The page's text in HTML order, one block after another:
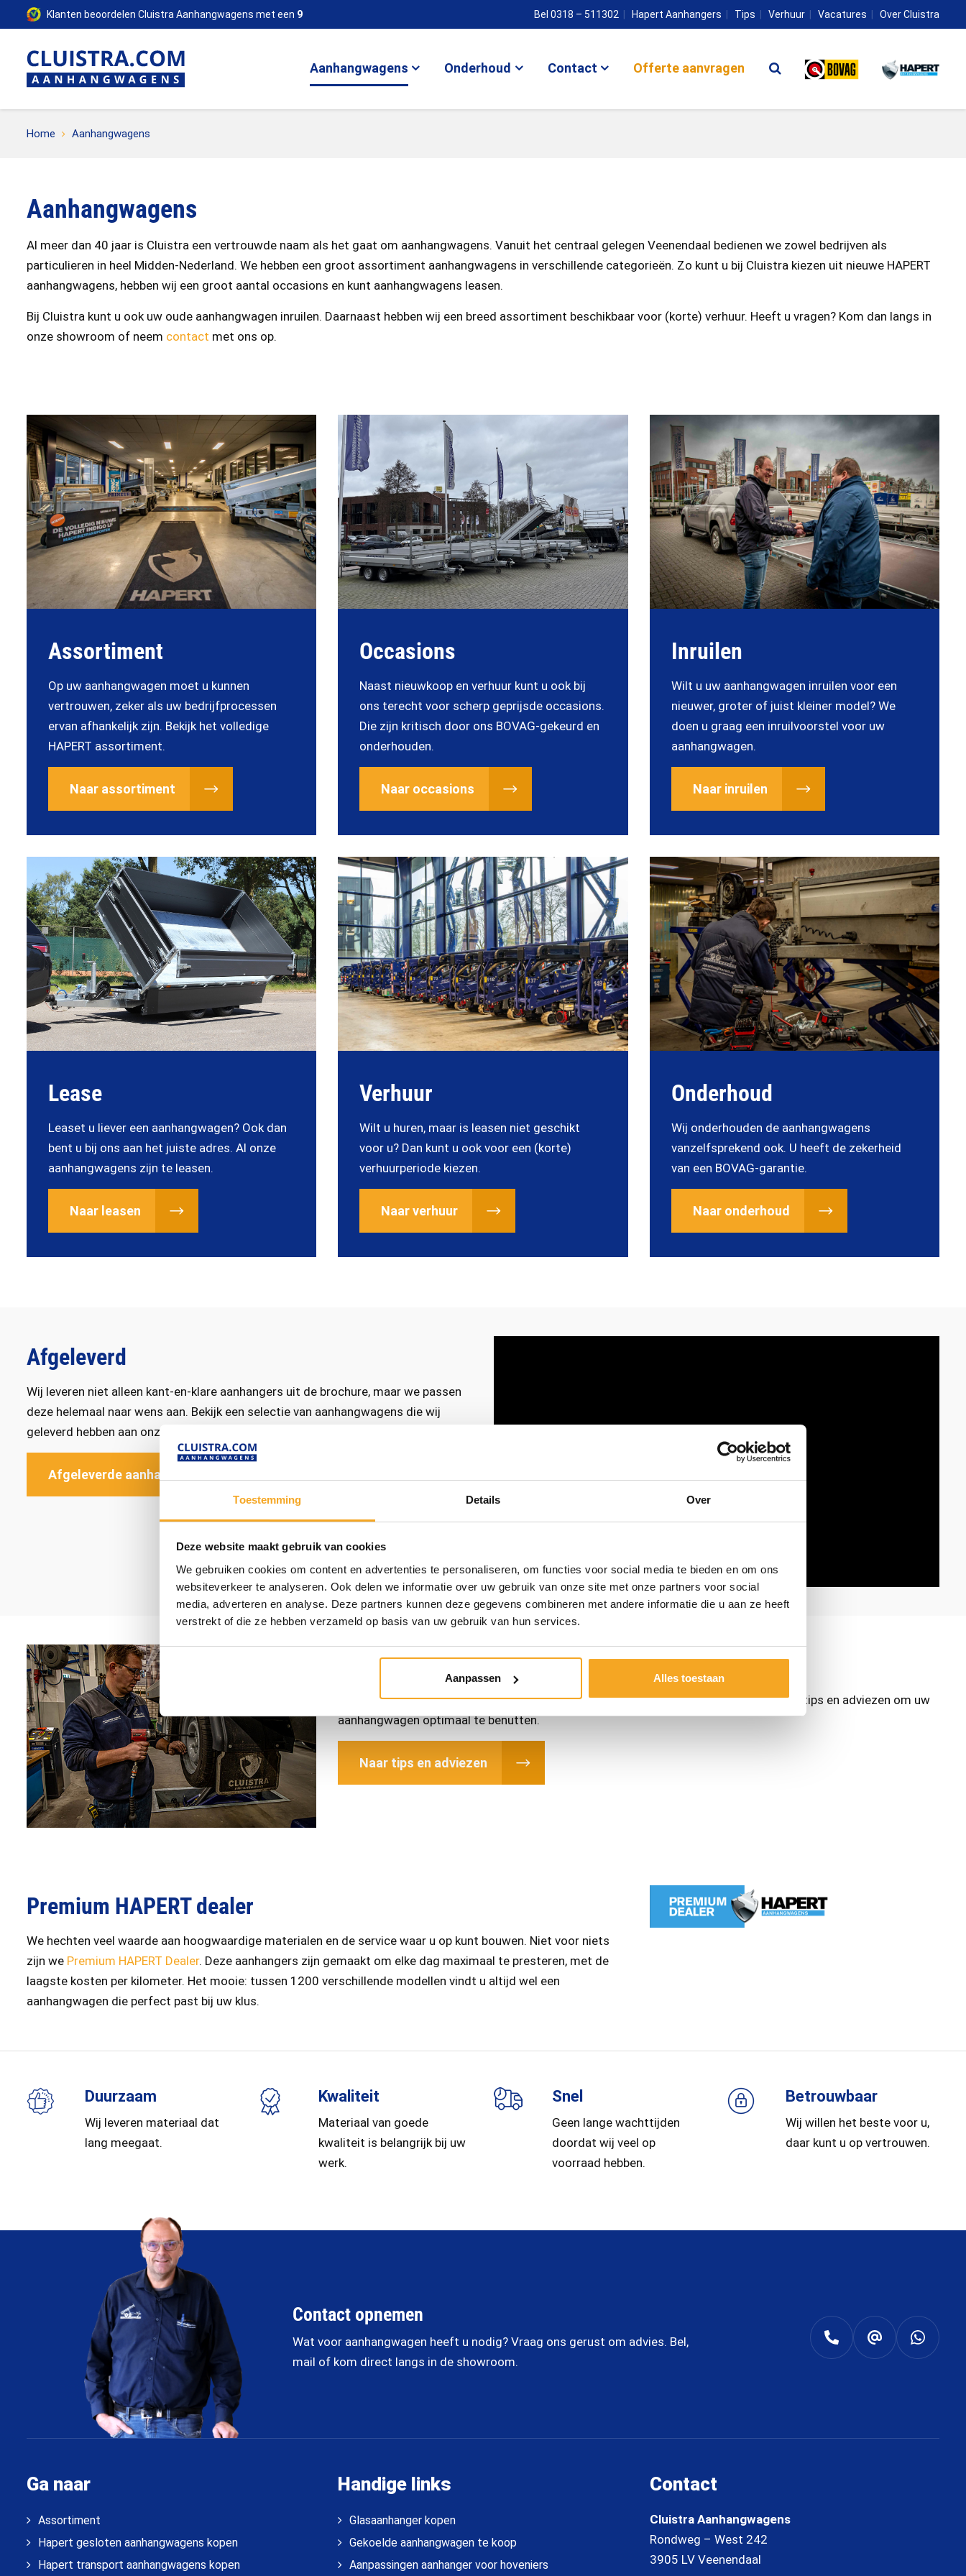
Toestemming Details Over
Deze website maakt gebruik van cookies
We gebruiken cookies om content en advertenties te personaliseren, om functies voor social media te bieden en om ons
websiteverkeer te analyseren. Ook delen we informatie over uw gebruik van onze site met onze partners voor social
media, adverteren en analyse. Deze partners kunnen deze gegevens combineren met andere informatie die u aan ze heeft
verstrekt of die ze hebben verzameld op basis van uw gebruik van hun services.
Aanpassen Alles toestaan
Klanten beoordelen Cluistra Aanhangwagens met een 9 Bel 0318 – 511302 Hapert Aanhangers Tips Verhuur Vacatures Over Cluistra
Aanhangwagens Onderhoud Contact Offerte aanvragen
Home Aanhangwagens
Aanhangwagens
Al meer dan 40 jaar is Cluistra een vertrouwde naam als het gaat om aanhangwagens. Vanuit het centraal gelegen Veenendaal bedienen we zowel bedrijven als
particulieren in heel Midden-Nederland. We hebben een groot assortiment aanhangwagens in verschillende categorieën. Zo kunt u bij Cluistra kiezen uit nieuwe HAPERT
aanhangwagens, hebben wij een groot aantal occasions en kunt aanhangwagens leasen.
Bij Cluistra kunt u ook uw oude aanhangwagen inruilen. Daarnaast hebben wij een breed assortiment beschikbaar voor (korte) verhuur. Heeft u vragen? Kom dan langs in
onze showroom of neem contact met ons op.
Assortiment
Op uw aanhangwagen moet u kunnen
vertrouwen, zeker als uw bedrijfprocessen
ervan afhankelijk zijn. Bekijk het volledige
HAPERT assortiment.
Naar assortiment
Occasions
Naast nieuwkoop en verhuur kunt u ook bij
ons terecht voor scherp geprijsde occasions.
Die zijn kritisch door ons BOVAG-gekeurd en
onderhouden.
Naar occasions
Inruilen
Wilt u uw aanhangwagen inruilen voor een
nieuwer, groter of juist kleiner model? We
doen u graag een inruilvoorstel voor uw
aanhangwagen.
Naar inruilen
Lease
Leaset u liever een aanhangwagen? Ook dan
bent u bij ons aan het juiste adres. Al onze
aanhangwagens zijn te leasen.
Naar leasen
Verhuur
Wilt u huren, maar is leasen niet geschikt
voor u? Dan kunt u ook voor een (korte)
verhuurperiode kiezen.
Naar verhuur
Onderhoud
Wij onderhouden de aanhangwagens
vanzelfsprekend ook. U heeft de zekerheid
van een BOVAG-garantie.
Naar onderhoud
Afgeleverd
Wij leveren niet alleen kant-en-klare aanhangers uit de brochure, maar we passen
deze helemaal naar wens aan. Bekijk een selectie van aanhangwagens die wij
geleverd hebben aan onze klanten.
Afgeleverde aanhangwagens
Tips & adviezen
Wij hebben veel kennis en kunnen u daardoor voorzien van tips en adviezen. Lees onze tips en adviezen om uw
aanhangwagen optimaal te benutten.
Naar tips en adviezen
Premium HAPERT dealer
We hechten veel waarde aan hoogwaardige materialen en de service waar u op kunt bouwen. Niet voor niets
zijn we Premium HAPERT Dealer. Deze aanhangers zijn gemaakt om elke dag maximaal te presteren, met de
laagste kosten per kilometer. Het mooie: tussen 1200 verschillende modellen vindt u altijd wel een
aanhangwagen die perfect past bij uw klus.
Duurzaam
Wij leveren materiaal dat
lang meegaat.
Kwaliteit
Materiaal van goede
kwaliteit is belangrijk bij uw
werk.
Snel
Geen lange wachttijden
doordat wij veel op
voorraad hebben.
Betrouwbaar
Wij willen het beste voor u,
daar kunt u op vertrouwen.
Contact opnemen
Wat voor aanhangwagen heeft u nodig? Vraag ons gerust om advies. Bel,
mail of kom direct langs in de showroom.
Ga naar
Assortiment
Hapert gesloten aanhangwagens kopen
Hapert transport aanhangwagens kopen
Handige links
Glasaanhanger kopen
Gekoelde aanhangwagen te koop
Aanpassingen aanhanger voor hoveniers
Contact
Cluistra Aanhangwagens
Rondweg – West 242
3905 LV Veenendaal